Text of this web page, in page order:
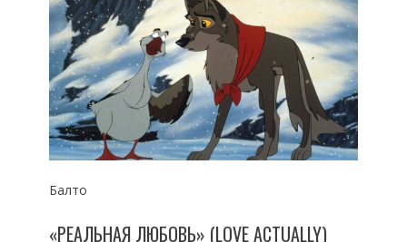
Балто
«РЕАЛЬНАЯ ЛЮБОВЬ» (LOVE ACTUALLY)